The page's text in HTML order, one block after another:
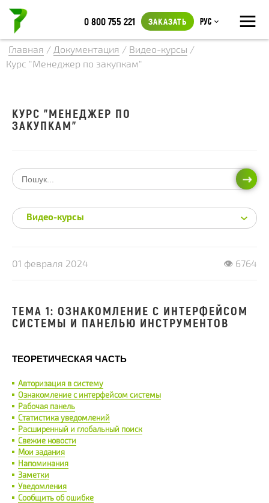
≡
0 800 755 221 ЗАКАЗАТЬ Рус
Главная / Документация / Видео-курсы /
Курс "Менеджер по закупкам"
01 февраля 2024 👁 6764
ТЕМА 1: ОЗНАКОМЛЕНИЕ С ИНТЕРФЕЙСОМ
СИСТЕМЫ И ПАНЕЛЬЮ ИНСТРУМЕНТОВ
ТЕОРЕТИЧЕСКАЯ ЧАСТЬ
Авторизация в систему
Ознакомление с интерфейсом системы
Рабочая панель
Статистика уведомлений
Расширенный и глобальный поиск
Свежие новости
Мои задания
Напоминания
Заметки
Уведомления
Сообщить об ошибке
КУРС "МЕНЕДЖЕР ПО
ЗАКУПКАМ"
Видео-курсы